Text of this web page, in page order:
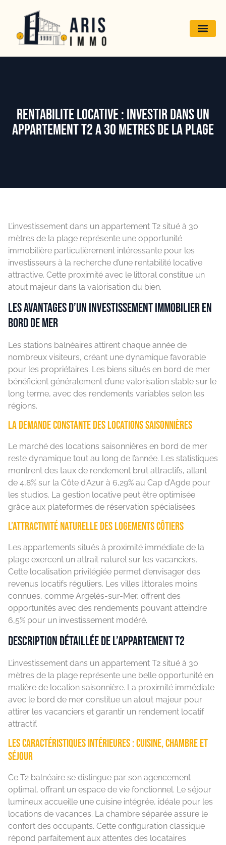
Rentabilite locative : Investir dans un
APPARTEMENT T2 A 30 METRES DE LA PLAGE
L’investissement dans un appartement T2 situé à 30
mètres de la plage représente une opportunité
immobilière particulièrement intéressante pour les
investisseurs à la recherche d’une rentabilité locative
attractive. Cette proximité avec le littoral constitue un
atout majeur dans la valorisation du bien.
Les avantages d’un investissement immobilier en
bord de mer
Les stations balnéaires attirent chaque année de
nombreux visiteurs, créant une dynamique favorable
pour les propriétaires. Les biens situés en bord de mer
bénéficient généralement d’une valorisation stable sur le
long terme, avec des rendements variables selon les
régions.
La demande constante des locations saisonnières
Le marché des locations saisonnières en bord de mer
reste dynamique tout au long de l’année. Les statistiques
montrent des taux de rendement brut attractifs, allant
de 4,8% sur la Côte d’Azur à 6,29% au Cap d’Agde pour
les studios. La gestion locative peut être optimisée
grâce aux plateformes de réservation spécialisées.
L’attractivité naturelle des logements côtiers
Les appartements situés à proximité immédiate de la
plage exercent un attrait naturel sur les vacanciers.
Cette localisation privilégiée permet d’envisager des
revenus locatifs réguliers. Les villes littorales moins
connues, comme Argelès-sur-Mer, offrent des
opportunités avec des rendements pouvant atteindre
6,5% pour un investissement modéré.
Description détaillée de l’appartement T2
L’investissement dans un appartement T2 situé à 30
mètres de la plage représente une belle opportunité en
matière de location saisonnière. La proximité immédiate
avec le bord de mer constitue un atout majeur pour
attirer les vacanciers et garantir un rendement locatif
attractif.
Les caractéristiques intérieures : cuisine, chambre et
séjour
Ce T2 balnéaire se distingue par son agencement
optimal, offrant un espace de vie fonctionnel. Le séjour
lumineux accueille une cuisine intégrée, idéale pour les
locations de vacances. La chambre séparée assure le
confort des occupants. Cette configuration classique
répond parfaitement aux attentes des locataires